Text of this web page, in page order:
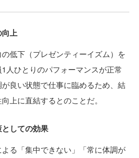
上
低下（プレゼンティーイズム）を
人ひとりのパフォーマンスが正常
良い状態で仕事に臨めるため、結
上に直結するとのことだ。
しての効果
る「集中できない」「常に体調が